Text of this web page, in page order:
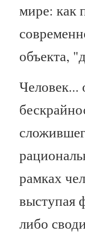
мире: как
объекта,
Человек...
рамках
выступая
либо